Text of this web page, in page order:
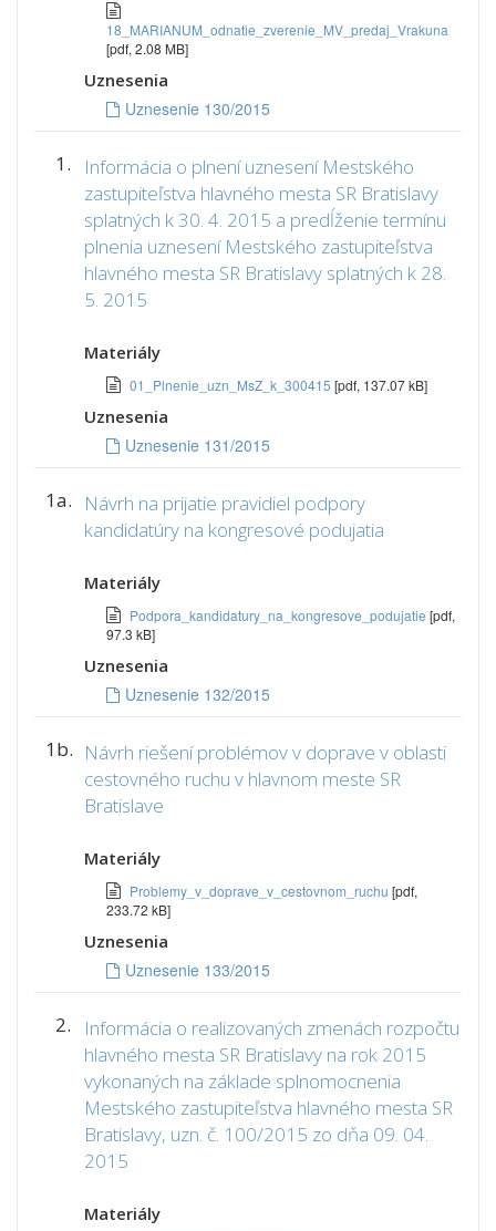
18_MARIANUM_odnatie_zverenie_MV_predaj_Vrakuna
[pdf, 2.08 MB]
Uznesenia
Uznesenie 130/2015
1.
Informácia o plnení uznesení Mestského
zastupiteľstva hlavného mesta SR Bratislavy
splatných k 30. 4. 2015 a predĺženie termínu
plnenia uznesení Mestského zastupiteľstva
hlavného mesta SR Bratislavy splatných k 28.
5. 2015
Materiály
01_Plnenie_uzn_MsZ_k_300415 [pdf, 137.07 kB]
Uznesenia
Uznesenie 131/2015
1a.
Návrh na prijatie pravidiel podpory
kandidatúry na kongresové podujatia
Materiály
Podpora_kandidatury_na_kongresove_podujatie [pdf,
97.3 kB]
Uznesenia
Uznesenie 132/2015
1b. Návrh riešení problémov v doprave v oblasti
cestovného ruchu v hlavnom meste SR
Bratislave
Materiály
Problemy_v_doprave_v_cestovnom_ruchu [pdf,
233.72 kB]
Uznesenia
Uznesenie 133/2015
2.
Informácia o realizovaných zmenách rozpočtu
hlavného mesta SR Bratislavy na rok 2015
vykonaných na základe splnomocnenia
Mestského zastupiteľstva hlavného mesta SR
Bratislavy, uzn. č. 100/2015 zo dňa 09. 04.
2015
Materiály